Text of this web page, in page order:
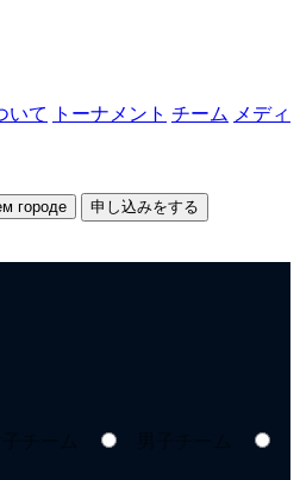
いて トーナメント チーム メディ
городе 申し込みをする